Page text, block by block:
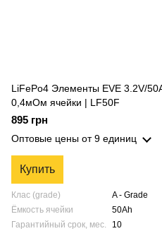
LiFePo4 Элементы EVE 3.2V/
0,4мОм ячейки | LF50F
895 грн
Оптовые цены от 9 единиц
Купить
Клас (grade)
A - Grade
Ёмкость ячейки
50Ah
Гарантийный срок, мес.
10